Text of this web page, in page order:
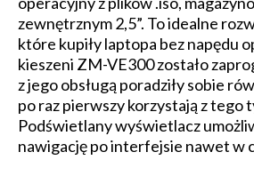
zewnętrznym 2,5”. To idealne
które kupiły laptopa bez napędu
kieszeni ZM-VE300 zostało
z jego obsługą poradziły sobie
po raz pierwszy korzystają z tego
Podświetlany wyświetlacz
nawigację po interfejsie nawet w